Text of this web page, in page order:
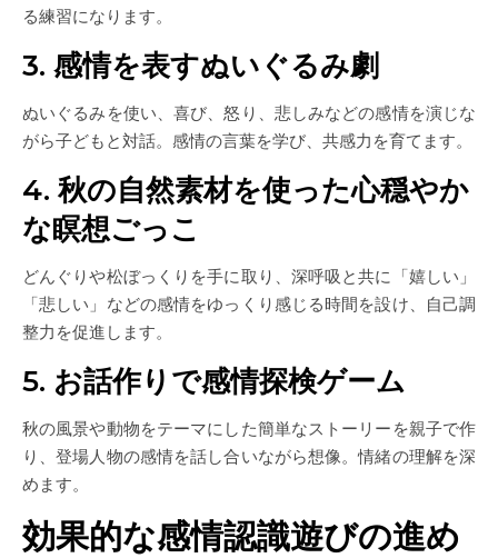
る練習になります。
3. 感情を表すぬいぐるみ劇
ぬいぐるみを使い、喜び、怒り、悲しみなどの感情を演じな
がら子どもと対話。感情の言葉を学び、共感力を育てます。
4. 秋の自然素材を使った心穏やか
な瞑想ごっこ
どんぐりや松ぼっくりを手に取り、深呼吸と共に「嬉しい」
「悲しい」などの感情をゆっくり感じる時間を設け、自己調
整力を促進します。
5. お話作りで感情探検ゲーム
秋の風景や動物をテーマにした簡単なストーリーを親子で作
り、登場人物の感情を話し合いながら想像。情緒の理解を深
めます。
効果的な感情認識遊びの進め